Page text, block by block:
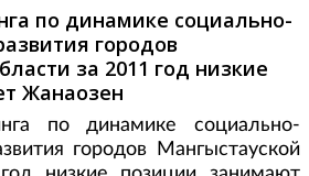
по динамике социально-
городов
за 2011 год низкие
Жанаозен
по динамике социально-
городов Мангыстауской